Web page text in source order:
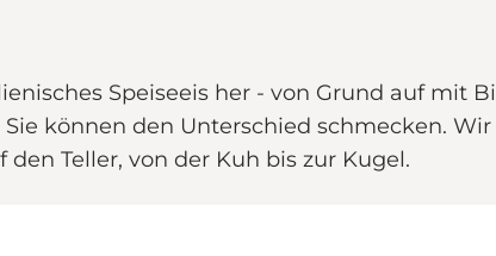
Speiseeis her - von Grund auf mit
können den Unterschied schmecken.
Teller, von der Kuh bis zur Kugel.